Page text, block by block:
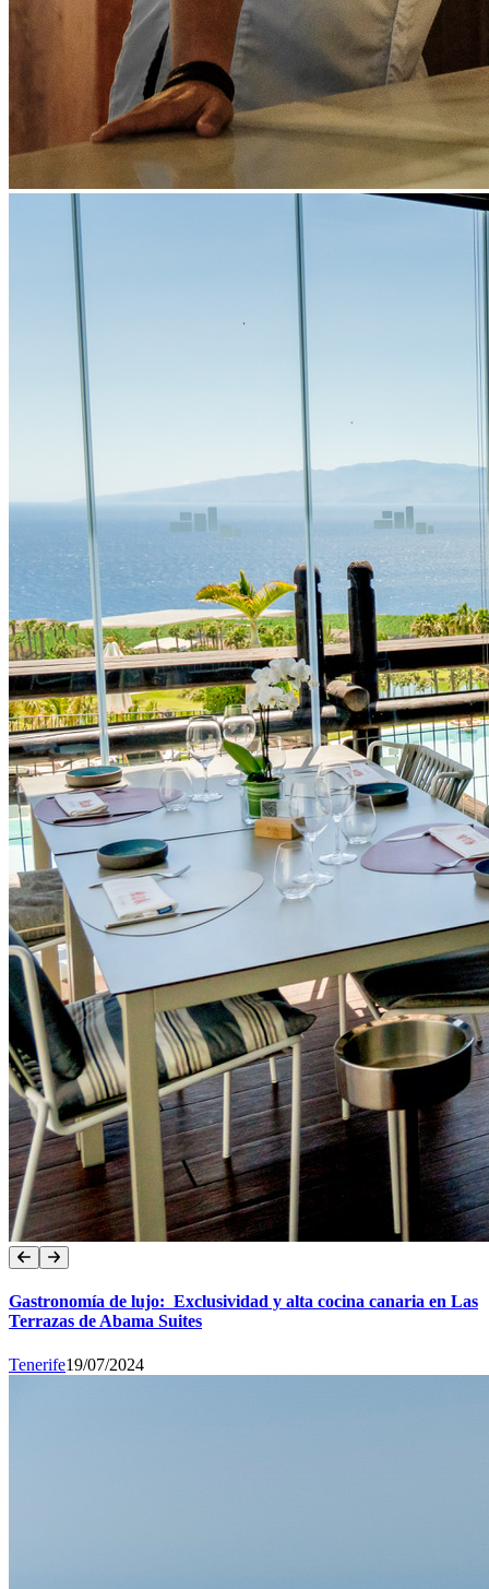
Gastronomía de lujo: Exclusividad y alta cocina canaria en Las
Terrazas de Abama Suites
Tenerife19/07/2024